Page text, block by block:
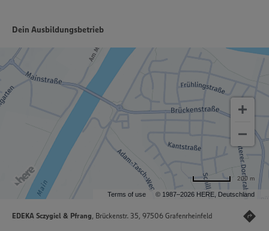
Dein Ausbildungsbetrieb
Terms of use © 1987–2026 HERE, Deutschland
200 m
EDEKA Sczygiel & Pfrang, Brückenstr. 35, 97506 Grafenrheinfeld